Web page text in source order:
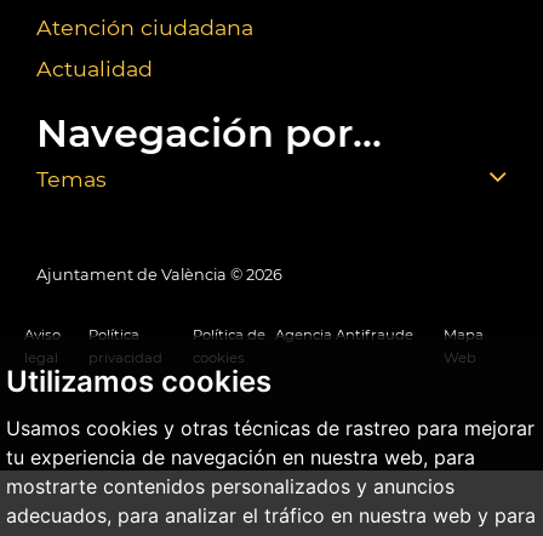
Utilizamos cookies
Usamos cookies y otras técnicas de rastreo para mejorar
tu experiencia de navegación en nuestra web, para
mostrarte contenidos personalizados y anuncios
adecuados, para analizar el tráfico en nuestra web y para
Atención ciudadana
Actualidad
Navegación por...
Temas
Ajuntament de València © 2026
Aviso
legal
Política
privacidad
Política de
cookies
Agencia Antifraude
Mapa
Web